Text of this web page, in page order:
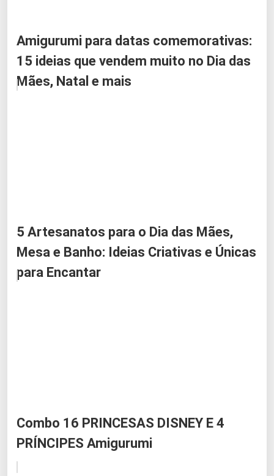
Amigurumi para datas comemorativas:
15 ideias que vendem muito no Dia das
Mães, Natal e mais
5 Artesanatos para o Dia das Mães,
Mesa e Banho: Ideias Criativas e Únicas
para Encantar
Combo 16 PRINCESAS DISNEY E 4
PRÍNCIPES Amigurumi